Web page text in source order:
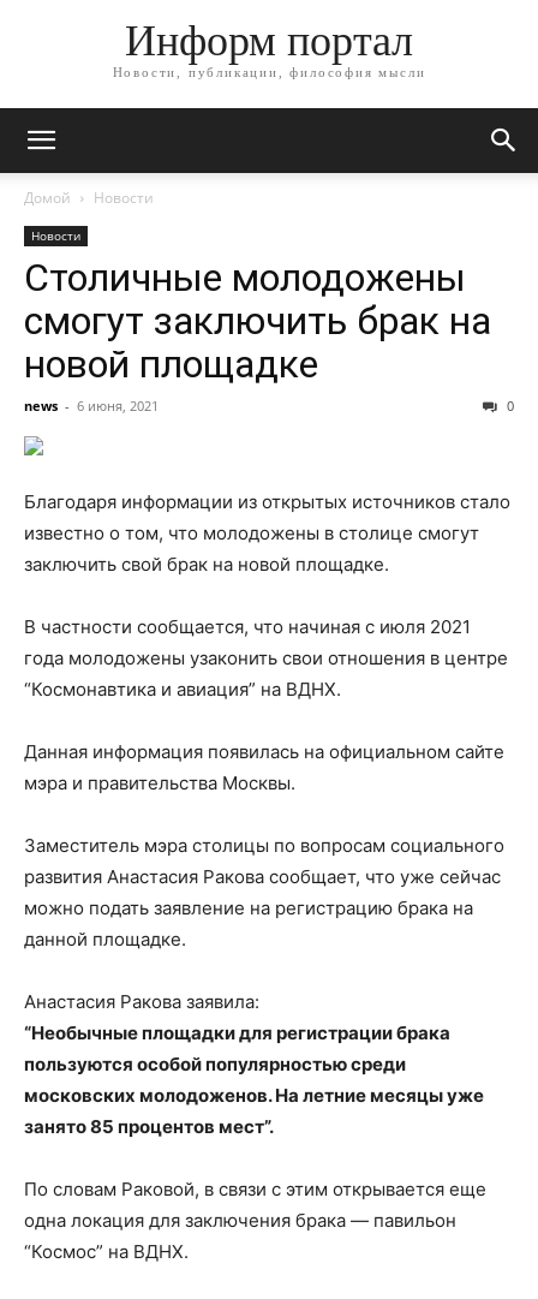
Информ портал
Новости, публикации, философия мысли
Домой Новости
Новости
Столичные молодожены
смогут заключить брак на
новой площадке
news - 6 июня, 2021 0
Благодаря информации из открытых источников стало
известно о том, что молодожены в столице смогут
заключить свой брак на новой площадке.
В частности сообщается, что начиная с июля 2021
года молодожены узаконить свои отношения в центре
“Космонавтика и авиация” на ВДНХ.
Данная информация появилась на официальном сайте
мэра и правительства Москвы.
Заместитель мэра столицы по вопросам социального
развития Анастасия Ракова сообщает, что уже сейчас
можно подать заявление на регистрацию брака на
данной площадке.
Анастасия Ракова заявила:
“Необычные площадки для регистрации брака
пользуются особой популярностью среди
московских молодоженов. На летние месяцы уже
занято 85 процентов мест”.
По словам Раковой, в связи с этим открывается еще
одна локация для заключения брака — павильон
“Космос” на ВДНХ.